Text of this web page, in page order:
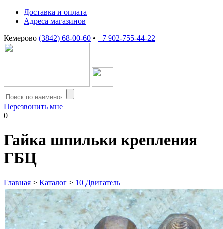
Доставка и оплата
Адреса магазинов
Кемерово (3842) 68-00-60 • +7 902-755-44-22
Перезвонить мне
0
Гайка шпильки крепления
ГБЦ
Главная > Каталог > 10 Двигатель